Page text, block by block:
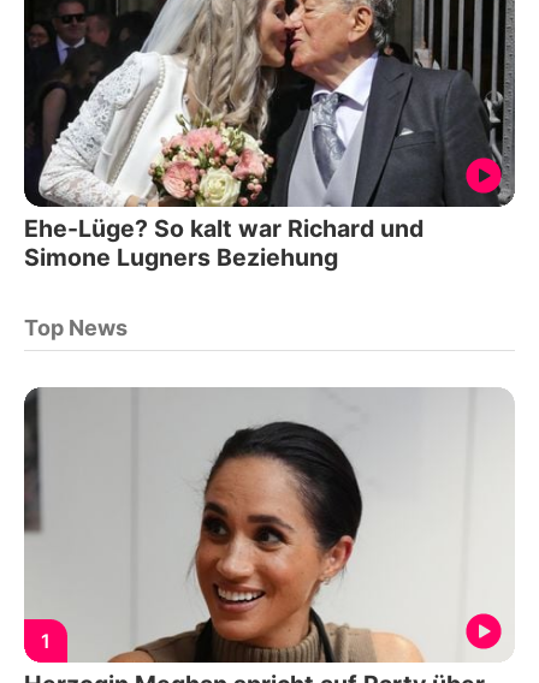
Ehe-Lüge? So kalt war Richard und
Simone Lugners Beziehung
Top News
1